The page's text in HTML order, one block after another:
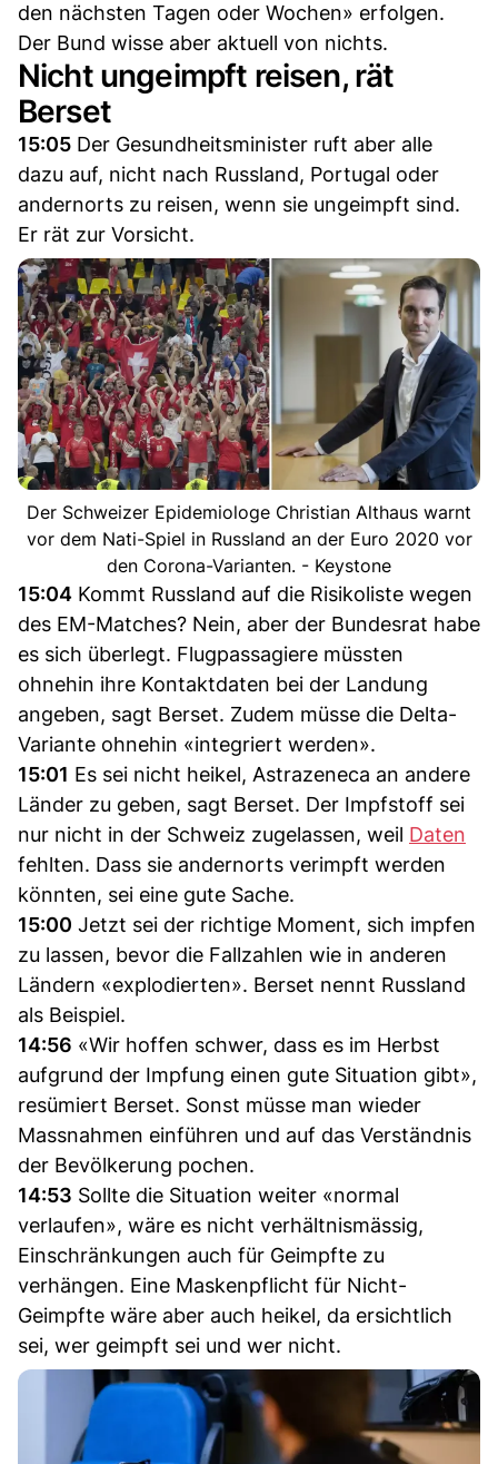
den nächsten Tagen oder Wochen» erfolgen.
Der Bund wisse aber aktuell von nichts.
Nicht ungeimpft reisen, rät
Berset
15:05 Der Gesundheitsminister ruft aber alle
dazu auf, nicht nach Russland, Portugal oder
andernorts zu reisen, wenn sie ungeimpft sind.
Er rät zur Vorsicht.
Der Schweizer Epidemiologe Christian Althaus warnt
vor dem Nati-Spiel in Russland an der Euro 2020 vor
den Corona-Varianten. - Keystone
15:04 Kommt Russland auf die Risikoliste wegen
des EM-Matches? Nein, aber der Bundesrat habe
es sich überlegt. Flugpassagiere müssten
ohnehin ihre Kontaktdaten bei der Landung
angeben, sagt Berset. Zudem müsse die Delta-
Variante ohnehin «integriert werden».
15:01 Es sei nicht heikel, Astrazeneca an andere
Länder zu geben, sagt Berset. Der Impfstoff sei
nur nicht in der Schweiz zugelassen, weil Daten
fehlten. Dass sie andernorts verimpft werden
könnten, sei eine gute Sache.
15:00 Jetzt sei der richtige Moment, sich impfen
zu lassen, bevor die Fallzahlen wie in anderen
Ländern «explodierten». Berset nennt Russland
als Beispiel.
14:56 «Wir hoffen schwer, dass es im Herbst
aufgrund der Impfung einen gute Situation gibt»,
resümiert Berset. Sonst müsse man wieder
Massnahmen einführen und auf das Verständnis
der Bevölkerung pochen.
14:53 Sollte die Situation weiter «normal
verlaufen», wäre es nicht verhältnismässig,
Einschränkungen auch für Geimpfte zu
verhängen. Eine Maskenpflicht für Nicht-
Geimpfte wäre aber auch heikel, da ersichtlich
sei, wer geimpft sei und wer nicht.